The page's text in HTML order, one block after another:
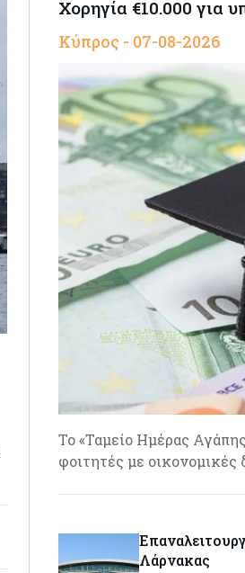
Χορηγία €10.000 για
Κύπρος - 07-08-2026
Το «Ταμείο Ημέρας
φοιτητές με οικονομικές
Λάρνακας